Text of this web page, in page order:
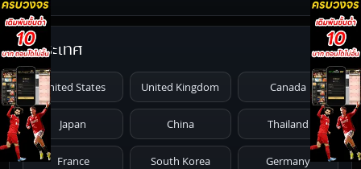
1996 1995 1994 1993 1992
1991 1987
1986 1985 1984 1983 1982
1981 1980 1979 1978 1977
ประเทศ
United States United Kingdom Canada
Japan China Thailand
France South Korea Germany